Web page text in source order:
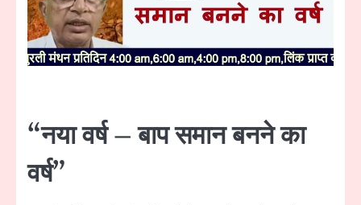
“नया वर्ष – बाप समान बनने का
वर्ष”